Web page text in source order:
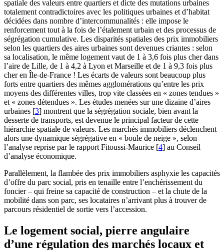
spatiale des valeurs entre quartiers et dicte des mutations urbaines
totalement contradictoires avec les politiques urbaines et d’habitat
décidées dans nombre d’intercommunalités : elle impose le
renforcement tout à la fois de l’étalement urbain et des processus de
ségrégation cumulative. Les disparités spatiales des prix immobiliers
selon les quartiers des aires urbaines sont devenues criantes : selon
sa localisation, le même logement vaut de 1 à 3,6 fois plus cher dans
l’aire de Lille, de 1 à 4,2 à Lyon et Marseille et de 1 à 9,3 fois plus
cher en Île-de-France ! Les écarts de valeurs sont beaucoup plus
forts entre quartiers des mêmes agglomérations qu’entre les prix
moyens des différentes villes, trop vite classées en « zones tendues »
et « zones détendues ». Les études menées sur une dizaine d’aires
urbaines [3] montrent que la ségrégation sociale, bien avant la
desserte de transports, est devenue le principal facteur de cette
hiérarchie spatiale de valeurs. Les marchés immobiliers déclenchent
alors une dynamique ségrégative en « boule de neige », selon
l’analyse reprise par le rapport Fitoussi-Maurice [4] au Conseil
d’analyse économique.
Parallèlement, la flambée des prix immobiliers asphyxie les capacités
d’offre du parc social, pris en tenaille entre l’enchérissement du
foncier – qui freine sa capacité de construction – et la chute de la
mobilité dans son parc, ses locataires n’arrivant plus à trouver de
parcours résidentiel de sortie vers l’accession.
Le logement social, pierre angulaire
d’une régulation des marchés locaux et